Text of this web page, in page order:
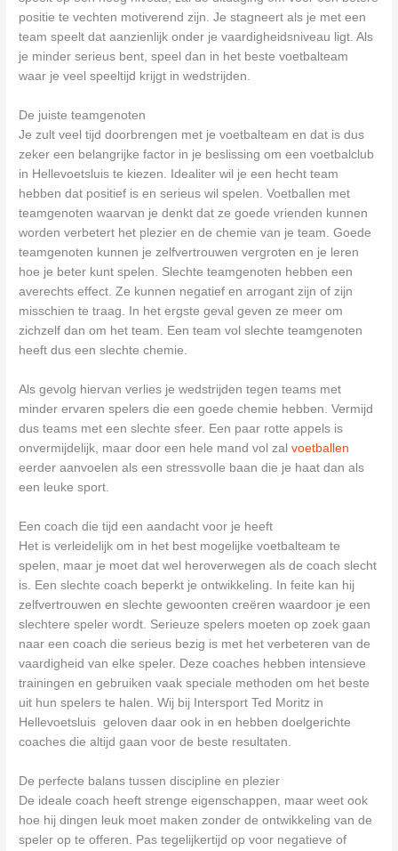
positie te vechten motiverend zijn. Je stagneert als je met een
team speelt dat aanzienlijk onder je vaardigheidsniveau ligt. Als
je minder serieus bent, speel dan in het beste voetbalteam
waar je veel speeltijd krijgt in wedstrijden.
De juiste teamgenoten
Je zult veel tijd doorbrengen met je voetbalteam en dat is dus
zeker een belangrijke factor in je beslissing om een voetbalclub
in Hellevoetsluis te kiezen. Idealiter wil je een hecht team
hebben dat positief is en serieus wil spelen. Voetballen met
teamgenoten waarvan je denkt dat ze goede vrienden kunnen
worden verbetert het plezier en de chemie van je team. Goede
teamgenoten kunnen je zelfvertrouwen vergroten en je leren
hoe je beter kunt spelen. Slechte teamgenoten hebben een
averechts effect. Ze kunnen negatief en arrogant zijn of zijn
misschien te traag. In het ergste geval geven ze meer om
zichzelf dan om het team. Een team vol slechte teamgenoten
heeft dus een slechte chemie.
Als gevolg hiervan verlies je wedstrijden tegen teams met
minder ervaren spelers die een goede chemie hebben. Vermijd
dus teams met een slechte sfeer. Een paar rotte appels is
onvermijdelijk, maar door een hele mand vol zalvoetballen
eerder aanvoelen als een stressvolle baan die je haat dan als
een leuke sport.
Een coach die tijd een aandacht voor je heeft
Het is verleidelijk om in het best mogelijke voetbalteam te
spelen, maar je moet dat wel heroverwegen als de coach slecht
is. Een slechte coach beperkt je ontwikkeling. In feite kan hij
zelfvertrouwen en slechte gewoonten creëren waardoor je een
slechtere speler wordt. Serieuze spelers moeten op zoek gaan
naar een coach die serieus bezig is met het verbeteren van de
vaardigheid van elke speler. Deze coaches hebben intensieve
trainingen en gebruiken vaak speciale methoden om het beste
uit hun spelers te halen. Wij bij Intersport Ted Moritz in
Hellevoetsluis geloven daar ook in en hebben doelgerichte
coaches die altijd gaan voor de beste resultaten.
De perfecte balans tussen discipline en plezier
De ideale coach heeft strenge eigenschappen, maar weet ook
hoe hij dingen leuk moet maken zonder de ontwikkeling van de
speler op te offeren. Pas tegelijkertijd op voor negatieve of